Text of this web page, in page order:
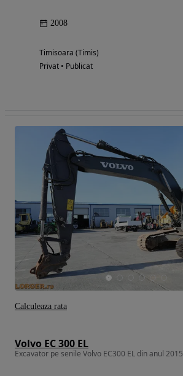
2008
Timisoara (Timis)
Privat • Publicat
Volvo EC 300 EL
Excavator pe senile Volvo EC300 EL din anul 2015
Calculeaza rata